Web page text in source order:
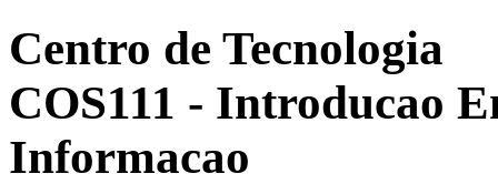
Centro de Tecnologia
COS111 - Introducao
Informacao